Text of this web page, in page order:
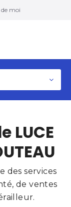
moi
LUCE
des services
de ventes